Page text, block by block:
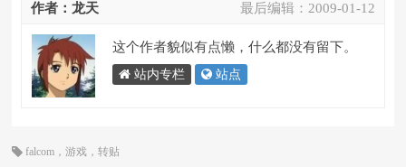
最后编辑： 2009-01-12
作者：龙天
这个作者貌似有点懒，什么都没有留下。
站内专栏 站点
falcom ，游戏 ，转贴